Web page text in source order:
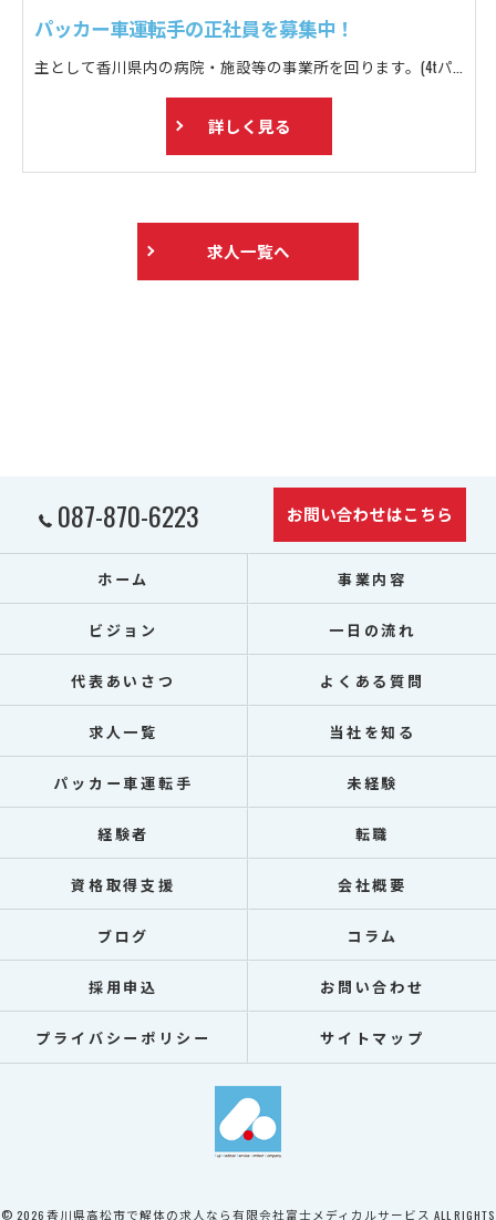
パッカー車運転手の正社員を募集中！
主として香川県内の病院・施設等の事業所を回ります。(4tパッカー車乗車) 定期収集で1日15～20件ほど回ります。
詳しく見る
求人一覧へ
087-870-6223 お問い合わせはこちら
ホーム 事業内容
ビジョン 一日の流れ
代表あいさつ よくある質問
求人一覧 当社を知る
パッカー車運転手 未経験
経験者 転職
資格取得支援 会社概要
ブログ コラム
採用申込 お問い合わせ
プライバシーポリシー サイトマップ
© 2026 香川県高松市で解体の求人なら有限会社富士メディカルサービス ALL RIGHTS